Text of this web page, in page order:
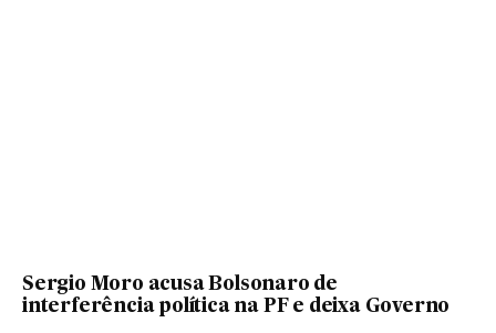
Sergio Moro acusa Bolsonaro de
interferência política na PF e deixa Governo